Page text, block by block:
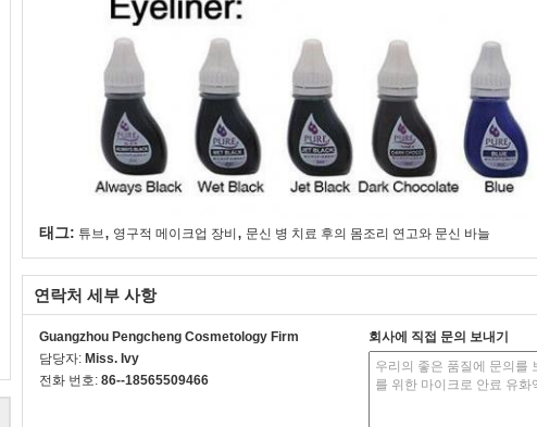
태그: 튜브, 영구적 메이크업 장비 , 문신 병 치료 후의 몸조리 연고와 문신 바늘
연락처 세부 사항
Guangzhou Pengcheng Cosmetology Firm
담당자: Miss. Ivy
전화 번호: 86--18565509466
회사에 직접 문의 보내기